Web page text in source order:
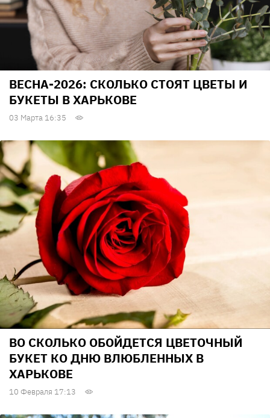
ВЕСНА-2026: СКОЛЬКО СТОЯТ ЦВЕТЫ И
БУКЕТЫ В ХАРЬКОВЕ
03 Марта 16:35
ВО СКОЛЬКО ОБОЙДЕТСЯ ЦВЕТОЧНЫЙ
БУКЕТ КО ДНЮ ВЛЮБЛЕННЫХ В
ХАРЬКОВЕ
10 Февраля 17:13